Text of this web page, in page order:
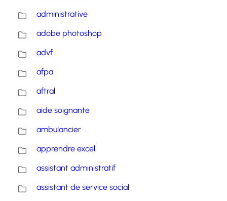
administrative
adobe photoshop
advf
afpa
aftral
aide soignante
ambulancier
apprendre excel
assistant administratif
assistant de service social